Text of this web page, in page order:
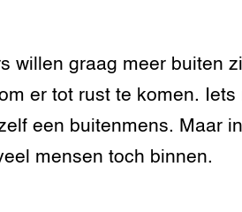
willen graag meer buiten
er tot rust te komen. Iets
een buitenmens. Maar
mensen toch binnen.